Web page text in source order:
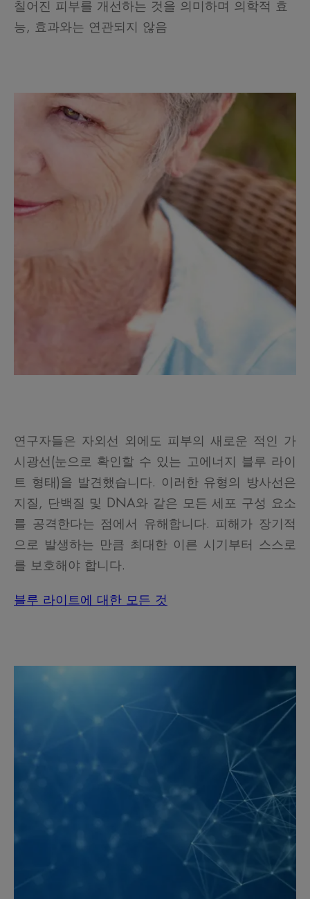
칠어진 피부를 개선하는 것을 의미하며 의학적 효
능, 효과와는 연관되지 않음
연구자들은 자외선 외에도 피부의 새로운 적인 가
시광선(눈으로 확인할 수 있는 고에너지 블루 라이
트 형태)을 발견했습니다. 이러한 유형의 방사선은
지질, 단백질 및 DNA와 같은 모든 세포 구성 요소
를 공격한다는 점에서 유해합니다. 피해가 장기적
으로 발생하는 만큼 최대한 이른 시기부터 스스로
를 보호해야 합니다.
블루 라이트에 대한 모든 것